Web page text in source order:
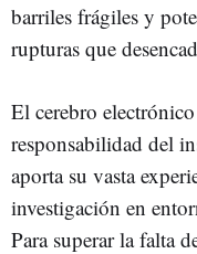
barriles frágiles y
rupturas que
El cerebro
responsabilidad del
aporta su vasta
investigación en
Para superar la falta